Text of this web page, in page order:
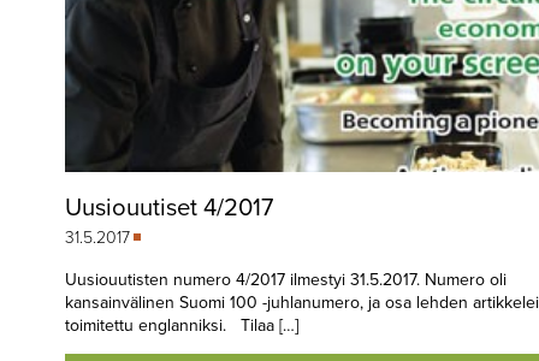
MEDIATIEDOT
TIETOA
LEHDESTÄ
TAPAHTUMAT
YHTEYSTIEDOT
Uusiouutiset 4/2017
31.5.2017
Uusiouutisten numero 4/2017 ilmestyi 31.5.2017. Numero oli
kansainvälinen Suomi 100 -juhlanumero, ja osa lehden
toimitettu englanniksi. Tilaa […]